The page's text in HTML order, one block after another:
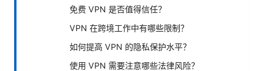
免费 VPN 是否值得信任？
VPN 在跨境工作中有哪些限制？
如何提高 VPN 的隐私保护水平？
使用 VPN 需要注意哪些法律风险？